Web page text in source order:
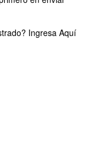
Ingresa Aquí